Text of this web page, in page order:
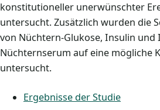
konstitutioneller unerwünschter
untersucht. Zusätzlich wurden die
von Nüchtern-Glukose, Insulin und
Nüchternserum auf eine mögliche
untersucht.
Ergebnisse der Studie